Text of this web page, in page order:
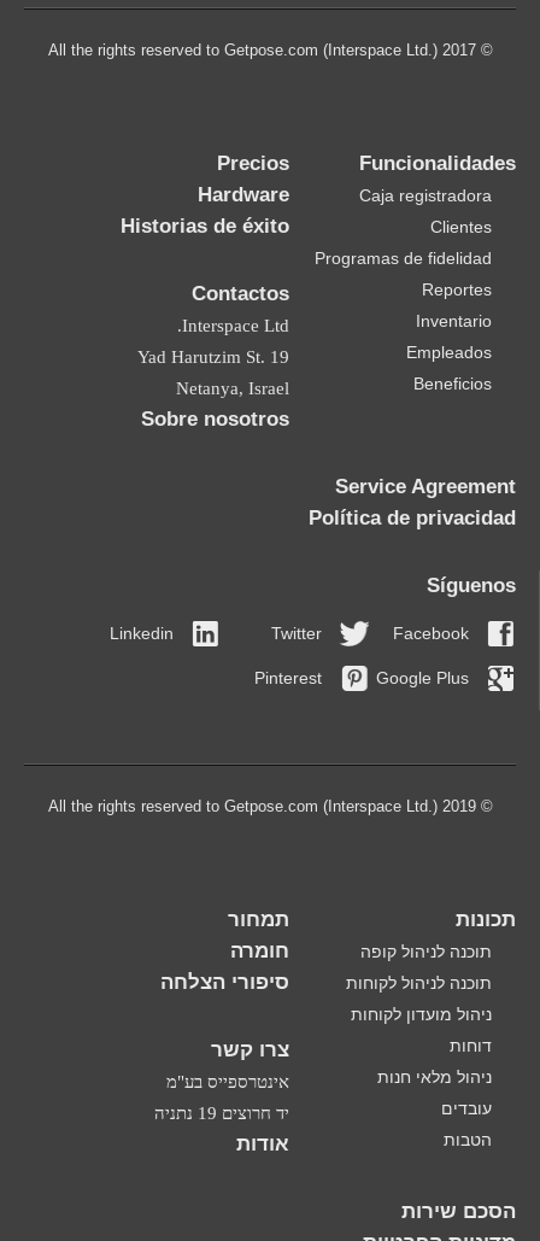
© 2017 All the rights reserved to Getpose.com (Interspace Ltd.)
Funcionalidades
Caja registradora
Clientes
Programas de fidelidad
Reportes
Inventario
Empleados
Beneficios
Precios
Hardware
Historias de éxito
Contactos
Interspace Ltd.
19 Yad Harutzim St.
Netanya, Israel
Sobre nosotros
Service Agreement
Política de privacidad
Síguenos
Facebook
Twitter
Linkedin
Google Plus
Pinterest
© 2019 All the rights reserved to Getpose.com (Interspace Ltd.)
תכונות
תוכנה לניהול קופה
תוכנה לניהול לקוחות
ניהול מועדון לקוחות
דוחות
ניהול מלאי חנות
עובדים
הטבות
תמחור
חומרה
סיפורי הצלחה
צרו קשר
אינטרספייס בע"מ
יד חרוצים 19 נתניה
אודות
הסכם שירות